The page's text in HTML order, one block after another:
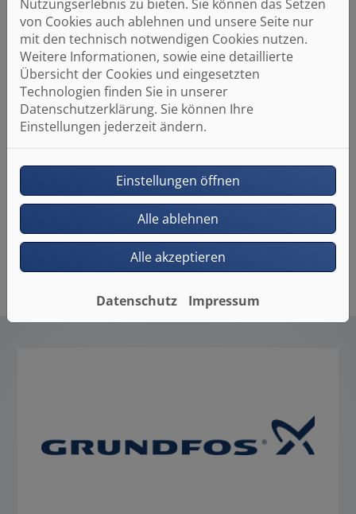
Menge Zeit, Energie und Wasser. Ideal für alle
Schnellduscherundungeduldige Zeitgenossen. Die
fachmännische Installation ist innerhalb
kürzester Zeit möglich . Die Baureihe bietet neben
der Standardpumpe ein Modell mit intelligenter
Erfassung der Nutzergewohnheiten und seit
neuestem die COMFORT miteingebautem
Digitaltimer. Dadurch ist das umständliche
Zwischenschalten von Timer-Steckdosen überflüssig,
der integrierter Digitaltimer erlaubt ein präzise
Das ist
, der selbst die ungeduldigsten
Duscher zufriedenstellt.
Nutzungserlebnis zu bieten. Sie können das Setzen
von Cookies auch ablehnen und unsere Seite nur
mit den technisch notwendigen Cookies nutzen.
Weitere Informationen, sowie eine detaillierte
Übersicht der Cookies und eingesetzten
Technologien finden Sie in unserer
Datenschutzerklärung. Sie können Ihre
Einstellungen jederzeit ändern.
Einstellungen öffnen
Alle ablehnen
Alle akzeptieren
Datenschutz Impressum